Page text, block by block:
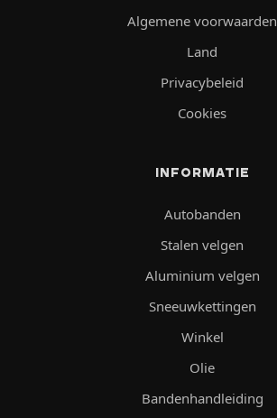
Algemene voorwaarden
Land
Privacybeleid
Cookies
INFORMATIE
Autobanden
Stalen velgen
Aluminium velgen
Sneeuwkettingen
Winkel
Olie
Bandenhandleiding